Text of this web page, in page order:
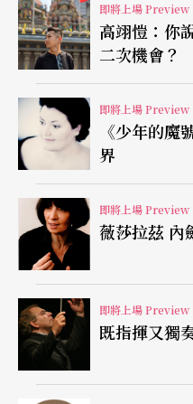
每次音樂會都重編每次
在演奏上，久石讓對自
一九八九年起，以指揮
舉辦個人演奏會。作曲
而指揮的「三合一」
擊。特別的是，據史擷
不外流，也就是說坊間
他的手稿，甚至每次音
因此每次絕對都是獨特
《送行者—禮儀師的樂
《魔女宅急便》……一
即將上場 Preview
高翊愷：你
二次機會？
即將上場 Preview
《少年的魔號》 輕巧引你走入
界
即將上場 Preview
薇
即將上場 Preview